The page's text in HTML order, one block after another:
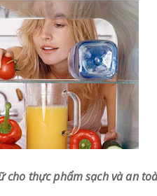
cho thực phẩm sạch và an